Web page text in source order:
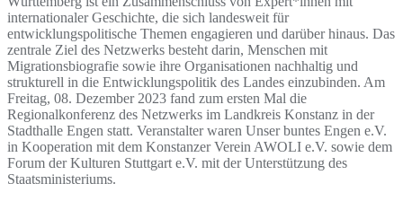
internationaler Geschichte, die sich landesweit für
entwicklungspolitische Themen engagieren und darüber hinaus. Das
zentrale Ziel des Netzwerks besteht darin, Menschen mit
Migrationsbiografie sowie ihre Organisationen nachhaltig und
strukturell in die Entwicklungspolitik des Landes einzubinden. Am
Freitag, 08. Dezember 2023 fand zum ersten Mal die
Regionalkonferenz des Netzwerks im Landkreis Konstanz in der
Stadthalle Engen statt. Veranstalter waren Unser buntes Engen e.V.
in Kooperation mit dem Konstanzer Verein AWOLI e.V. sowie dem
Forum der Kulturen Stuttgart e.V. mit der Unterstützung des
Staatsministeriums.